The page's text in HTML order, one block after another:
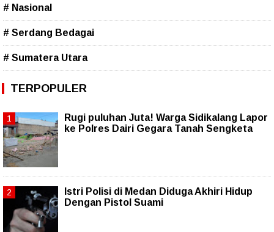
# Nasional
# Serdang Bedagai
# Sumatera Utara
TERPOPULER
Rugi puluhan Juta! Warga Sidikalang Lapor
ke Polres Dairi Gegara Tanah Sengketa
Istri Polisi di Medan Diduga Akhiri Hidup
Dengan Pistol Suami